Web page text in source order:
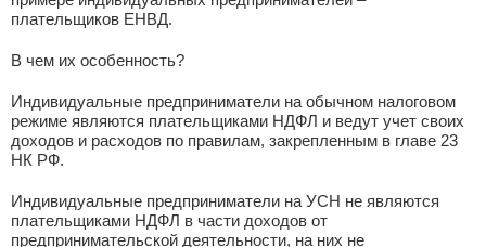
плательщиков ЕНВД.
В чем их особенность?
Индивидуальные предприниматели на обычном налоговом
режиме являются плательщиками НДФЛ и ведут учет своих
доходов и расходов по правилам, закрепленным в главе 23
НК РФ.
Индивидуальные предприниматели на УСН не являются
плательщиками НДФЛ в части доходов от
предпринимательской деятельности, на них не